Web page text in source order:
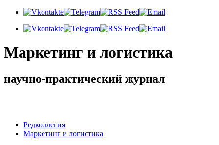
Маркетинг и логистика
научно-практический журнал
Редколлегия
Маркетинг и логистика